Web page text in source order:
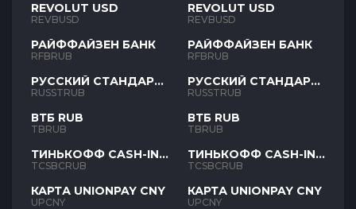
REVOLUT USD
REVBUSD
РАЙФФАЙЗЕН БАНК
RFBRUB
РУССКИЙ СТАНДАРТ
RUB
RUSSTRUB
ВТБ RUB
TBRUB
ТИНЬКОФФ CASH-IN
RUB
TCSBCRUB
КАРТА UNIONPAY CNY
UPCNY
REVOLUT USD
REVBUSD
РАЙФФАЙЗЕН БАНК
RFBRUB
РУССКИЙ СТАНДАРТ
RUB
RUSSTRUB
ВТБ RUB
TBRUB
ТИНЬКОФФ CASH-IN
RUB
TCSBCRUB
КАРТА UNIONPAY CNY
UPCNY